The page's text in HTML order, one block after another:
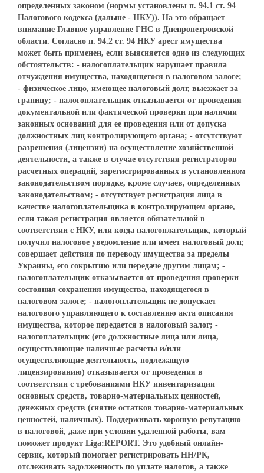
определенных законом (нормы установлены п. 94.1 ст. 94
Налогового кодекса (дальше - НКУ)). На это обращает
внимание Главное управление ГНС в Днепропетровской
области. Согласно п. 94.2 ст. 94 НКУ арест имущества
может быть применен, если выясняется одно из следующих
обстоятельств: - налогоплательщик нарушает правила
отчуждения имущества, находящегося в налоговом залоге;
- физическое лицо, имеющее налоговый долг, выезжает за
границу; - налогоплательщик отказывается от проведения
документальной или фактической проверки при наличии
законных оснований для ее проведения или от допуска
должностных лиц контролирующего органа; - отсутствуют
разрешения (лицензии) на осуществление хозяйственной
деятельности, а также в случае отсутствия регистраторов
расчетных операций, зарегистрированных в установленном
законодательством порядке, кроме случаев, определенных
законодательством; - отсутствует регистрация лица в
качестве налогоплательщика в контролирующем органе,
если такая регистрация является обязательной в
соответствии с НКУ, или когда налогоплательщик, который
получил налоговое уведомление или имеет налоговый долг,
совершает действия по переводу имущества за пределы
Украины, его сокрытию или передаче другим лицам; -
налогоплательщик отказывается от проведения проверки
состояния сохранения имущества, находящегося в
налоговом залоге; - налогоплательщик не допускает
налогового управляющего к составлению акта описания
имущества, которое передается в налоговый залог; -
налогоплательщик (его должностные лица или лица,
осуществляющие наличные расчеты и/или
осуществляющие деятельность, подлежащую
лицензированию) отказывается от проведения в
соответствии с требованиями НКУ инвентаризации
основных средств, товарно-материальных ценностей,
денежных средств (снятие остатков товарно-материальных
ценностей, наличных). Поддерживать хорошую репутацию
в налоговой, даже при условии удаленной работы, вам
поможет продукт Liga:REPORT. Это удобный онлайн-
сервис, который помогает регистрировать НН/РК,
отслеживать задолженность по уплате налогов, а также